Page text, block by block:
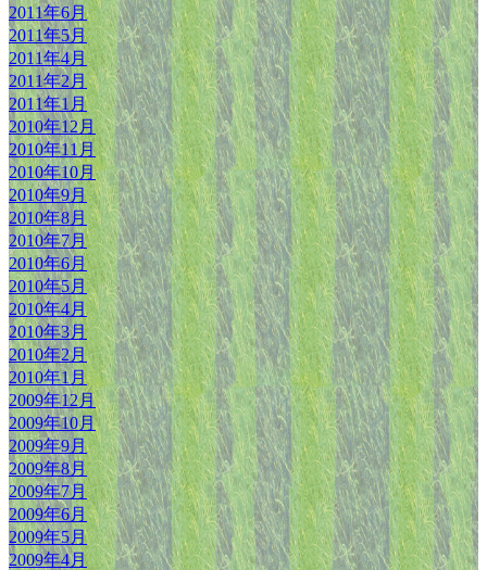
2011年6月
2011年5月
2011年4月
2011年2月
2011年1月
2010年12月
2010年11月
2010年10月
2010年9月
2010年8月
2010年7月
2010年6月
2010年5月
2010年4月
2010年3月
2010年2月
2010年1月
2009年12月
2009年10月
2009年9月
2009年8月
2009年7月
2009年6月
2009年5月
2009年4月